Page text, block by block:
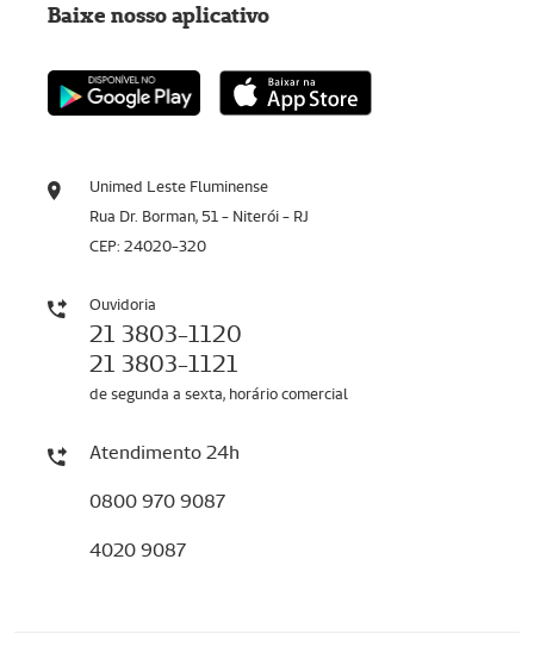
Unimed Leste Fluminense
Rua Dr. Borman, 51 - Niterói - RJ
CEP: 24020-320
Ouvidoria
21 3803-1120
21 3803-1121
de segunda a sexta, horário comercial
Atendimento 24h
0800 970 9087
4020 9087
Baixe nosso aplicativo